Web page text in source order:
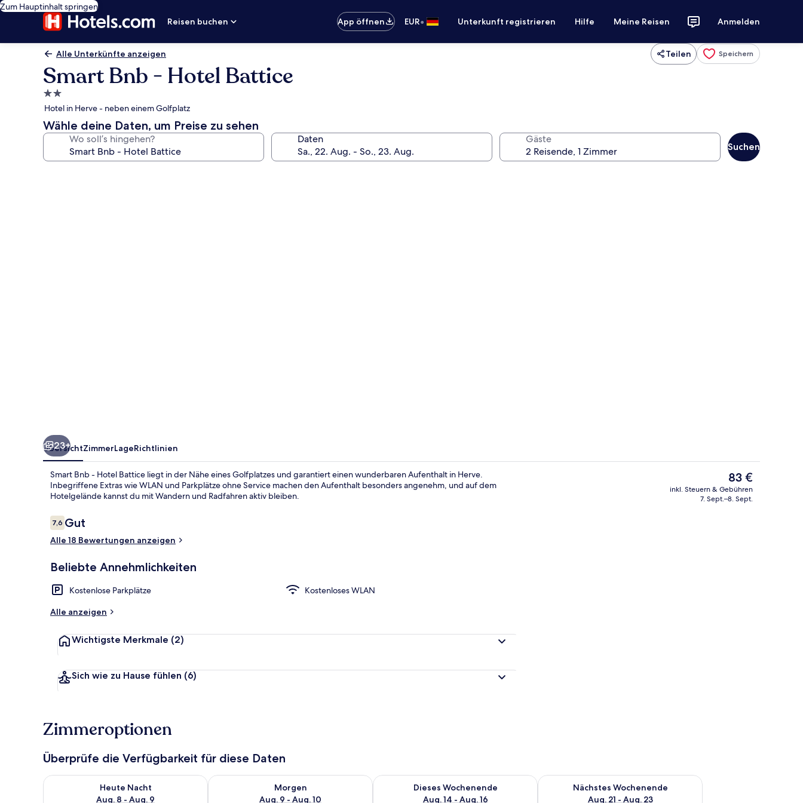
Zum Hauptinhalt springen
Reisen buchen
App öffnen EUR• Unterkunft registrieren Hilfe Meine Reisen Anmelden
Alle Unterkünfte anzeigen Teilen Speichern
Smart Bnb - Hotel Battice
2.0-
Sterne-
Unterkunft
Hotel in Herve - neben einem Golfplatz
Wähle deine Daten, um Preise zu sehen
Wo soll’s hingehen? Daten Gäste
Suchen
Fassade der Unterkunft
23+
ÜbersichtZimmerLageRichtlinien
Smart Bnb - Hotel Battice liegt in der Nähe eines Golfplatzes und garantiert einen wunderbaren Aufenthalt in Herve.
Inbegriffene Extras wie WLAN und Parkplätze ohne Service machen den Aufenthalt besonders angenehm, und auf dem
Hotelgelände kannst du mit Wandern und Radfahren aktiv bleiben.
Bewertungen
7,67,6 von 10.
Gut
Alle 18 Bewertungen anzeigen
Beliebte Annehmlichkeiten
Kostenlose Parkplätze
Kostenloses WLAN
Alle anzeigen
Wichtigste Merkmale (2)
Sich wie zu Hause fühlen (6)
Der
aktuelle
Preis
83 €
inkl. Steuern & Gebühren
7. Sept.–8. Sept.
Zimmeroptionen
Überprüfe die Verfügbarkeit für diese Daten
Heute Nacht
Aug. 8 - Aug. 9
Überprüfe die Verfügbarkeit für heute Nacht, Aug. 8 - Aug. 9.
Morgen
Aug. 9 - Aug. 10
Überprüfe die Verfügbarkeit für morgen, Aug. 9 - Aug. 10.
Dieses Wochenende
Aug. 14 - Aug. 16
Überprüfe die Verfügbarkeit für dieses Wochenende, Aug. 14 - Aug. 16.
Nächstes Wochenende
Aug. 21 - Aug. 23
Überprüfe die Verfügbarkeit für nächstes Wochenende, Aug.